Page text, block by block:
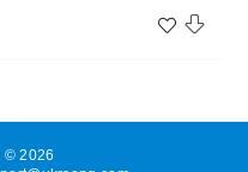
© 2026